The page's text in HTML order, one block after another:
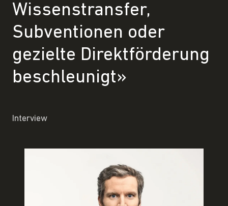
Wissenstransfer,
Subventionen oder
gezielte Direktförderung
beschleunigt»
Interview